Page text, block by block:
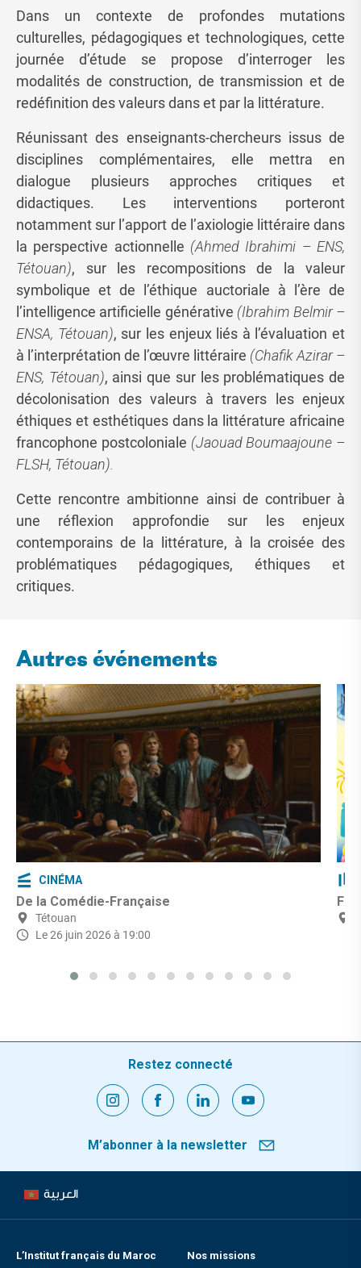
Dans un contexte de profondes mutations
culturelles, pédagogiques et technologiques, cette
journée d’étude se propose d’interroger les
modalités de construction, de transmission et de
redéfinition des valeurs dans et par la littérature.
Réunissant des enseignants-chercheurs issus de
disciplines complémentaires, elle mettra en
dialogue plusieurs approches critiques et
didactiques. Les interventions porteront
notamment sur l’apport de l’axiologie littéraire dans
la perspective actionnelle (Ahmed Ibrahimi – ENS,
Tétouan), sur les recompositions de la valeur
symbolique et de l’éthique auctoriale à l’ère de
l’intelligence artificielle générative (Ibrahim Belmir –
ENSA, Tétouan), sur les enjeux liés à l’évaluation et
à l’interprétation de l’œuvre littéraire (Chafik Azirar –
ENS, Tétouan), ainsi que sur les problématiques de
décolonisation des valeurs à travers les enjeux
éthiques et esthétiques dans la littérature africaine
francophone postcoloniale (Jaouad Boumaajoune –
FLSH, Tétouan).
Cette rencontre ambitionne ainsi de contribuer à
une réflexion approfondie sur les enjeux
contemporains de la littérature, à la croisée des
problématiques pédagogiques, éthiques et
critiques.
Autres événements
CINÉMA
De la Comédie-Française
Tétouan
Le 26 juin 2026 à 19:00
Restez connecté
M’abonner à la newsletter
العربية
L’Institut français du Maroc Nos missions